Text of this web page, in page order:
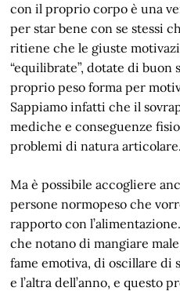
con il proprio corpo è una
per star bene con se stessi
ritiene che le giuste
“equilibrate”, dotate di buon
proprio peso forma per
Sappiamo infatti che il
mediche e conseguenze
problemi di natura articolare.
Ma è possibile accogliere
persone normopeso che
rapporto con
che notano di mangiare
fame emotiva, di oscillare di
e l’altra dell’anno, e questo